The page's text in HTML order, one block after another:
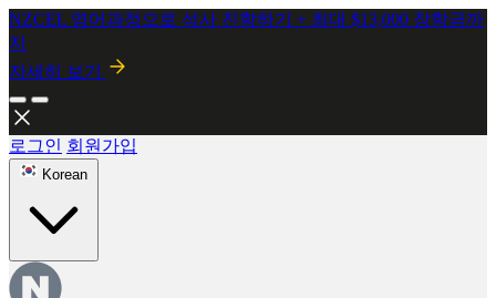
2026년 8월 시행! 뉴질랜드 SMC 개정안 안내
자세히보기
로그인
Korean